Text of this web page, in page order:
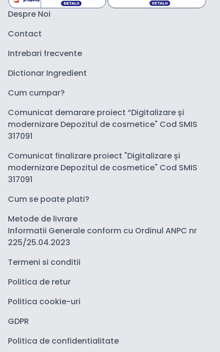
Despre Noi
Contact
Intrebari frecvente
Dictionar Ingredient
Cum cumpar?
Comunicat demarare proiect “Digitalizare și
modernizare Depozitul de cosmetice" Cod SMIS
317091
Comunicat finalizare proiect "Digitalizare și
modernizare Depozitul de cosmetice" Cod SMIS
317091
Cum se poate plati?
Metode de livrare
Informatii Generale conform cu Ordinul ANPC nr
225/25.04.2023
Termeni si conditii
Politica de retur
Politica cookie-uri
GDPR
Politica de confidentialitate